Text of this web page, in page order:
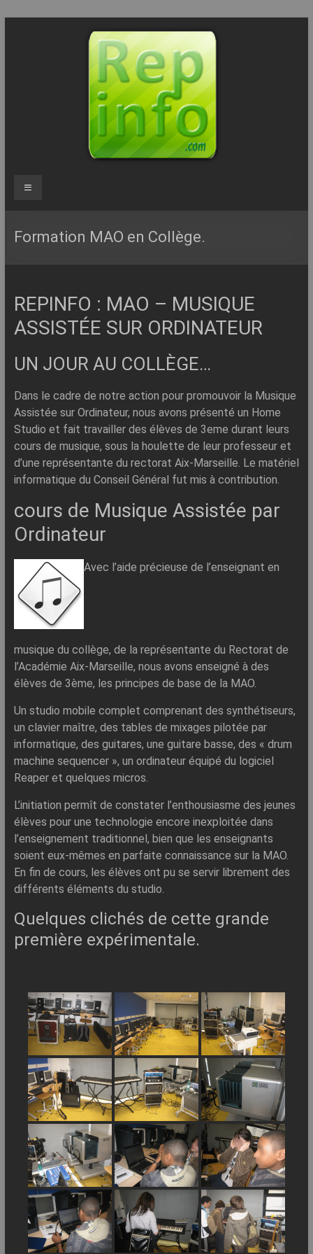
Repinfo.com
Formation
–
–
Internet
l’Informatique
Simplement
!
Menu
Formation MAO en Collège.
REPINFO : MAO – MUSIQUE
ASSISTÉE SUR ORDINATEUR
UN JOUR AU COLLÈGE…
Dans le cadre de notre action pour promouvoir la Musique
Assistée sur Ordinateur, nous avons présenté un Home
Studio et fait travailler des élèves de 3eme durant leurs
cours de musique, sous la houlette de leur professeur et
d’une représentante du rectorat Aix-Marseille. Le matériel
informatique du Conseil Général fut mis à contribution.
cours de Musique Assistée par
Ordinateur
Avec l’aide précieuse de l’enseignant en
musique du collège, de la représentante du Rectorat de
l’Académie Aix-Marseille, nous avons enseigné à des
élèves de 3ème, les principes de base de la MAO.
Un studio mobile complet comprenant des synthétiseurs,
un clavier maître, des tables de mixages pilotée par
informatique, des guitares, une guitare basse, des « drum
machine sequencer », un ordinateur équipé du logiciel
Reaper et quelques micros.
L’initiation permît de constater l’enthousiasme des jeunes
élèves pour une technologie encore inexploitée dans
l’enseignement traditionnel, bien que les enseignants
soient eux-mêmes en parfaite connaissance sur la MAO.
En fin de cours, les élèves ont pu se servir librement des
différents éléments du studio.
Quelques clichés de cette grande
première expérimentale.